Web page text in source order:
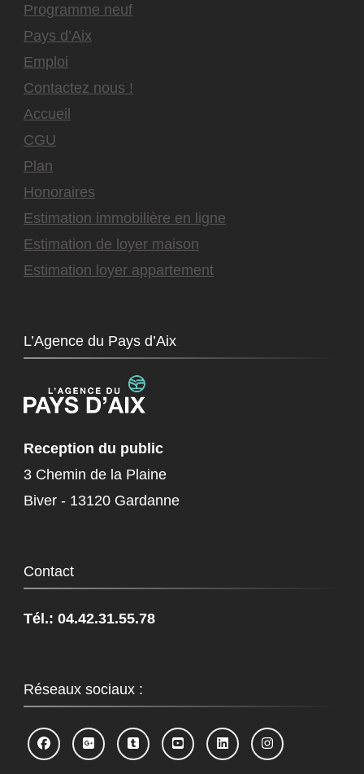
Programme neuf
Pays d’Aix
Emploi
Contactez nous !
Accueil
CGU
Plan
Honoraires
Estimation immobilière en ligne
Estimation de loyer maison
Estimation loyer appartement
L’Agence du Pays d’Aix
Reception du public
3 Chemin de la Plaine
Biver - 13120 Gardanne
Contact
Tél.: 04.42.31.55.78
Réseaux sociaux :